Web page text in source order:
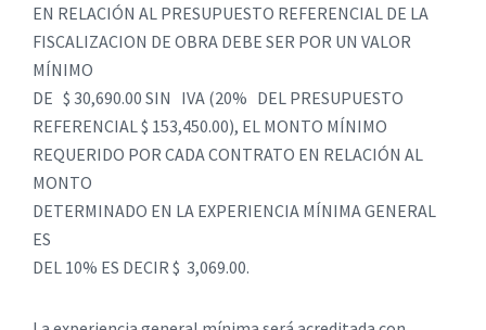
EN RELACIÓN AL PRESUPUESTO REFERENCIAL DE LA
FISCALIZACION DE OBRA DEBE SER POR UN VALOR
MÍNIMO
DE $ 30,690.00 SIN IVA (20% DEL PRESUPUESTO
REFERENCIAL $ 153,450.00), EL MONTO MÍNIMO
REQUERIDO POR CADA CONTRATO EN RELACIÓN AL
MONTO
DETERMINADO EN LA EXPERIENCIA MÍNIMA GENERAL
ES
DEL 10% ES DECIR $ 3,069.00.